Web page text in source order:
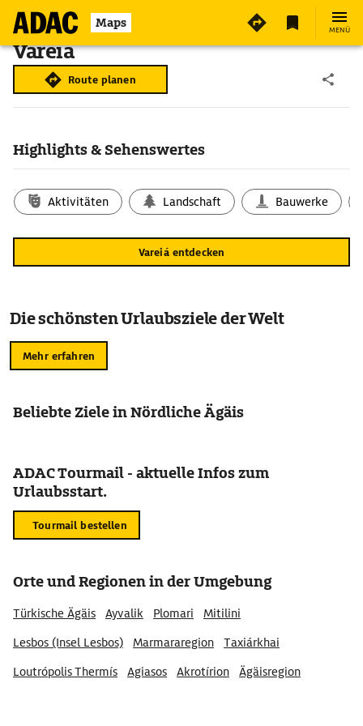
Maps MENÜ
Vareiá
Route planen
Highlights & Sehenswertes
Aktivitäten Landschaft Bauwerke
Vareiá entdecken
Die schönsten Urlaubsziele der Welt
Mehr erfahren
Beliebte Ziele in Nördliche Ägäis
ADAC Tourmail - aktuelle Infos zum
Urlaubsstart.
Tourmail bestellen
Orte und Regionen in der Umgebung
Türkische Ägäis Ayvalik Plomari
Mitilini
Lesbos (Insel Lesbos)
Marmararegion
Taxiárkhai
Loutrópolis Thermís
Agiasos Akrotírion
Ägäisregion